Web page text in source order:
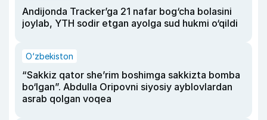
Andijonda Tracker’ga 21 nafar bog‘cha bolasini
joylab, YTH sodir etgan ayolga sud hukmi o‘qildi
O‘zbekiston
“Sakkiz qator she’rim boshimga sakkizta bomba
bo‘lgan”. Abdulla Oripovni siyosiy ayblovlardan
asrab qolgan voqea